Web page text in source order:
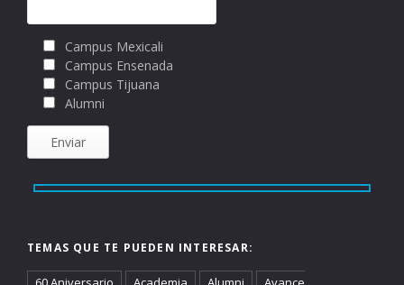
Campus Mexicali
Campus Ensenada
Campus Tijuana
Alumni
TEMAS QUE TE PUEDEN INTERESAR: